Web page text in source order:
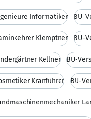
Informatiker BU-
Klemptner BU-
Kellner BU-
Kranführer